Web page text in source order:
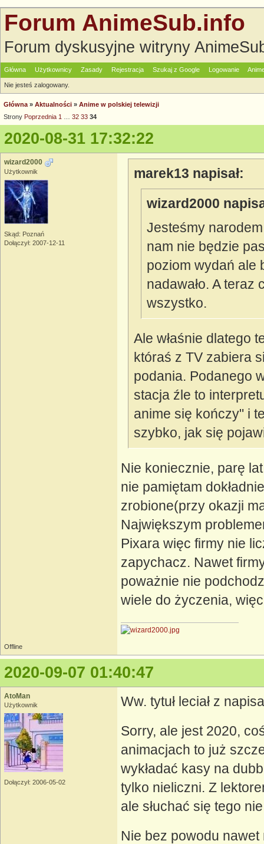
Forum AnimeSub.info
Forum dyskusyjne witryny
Główna Użytkownicy Zasady Rejestracja Szukaj z Google Logowanie
Nie jesteś zalogowany.
Główna » Aktualności » Anime w polskiej telewizji
Strony Poprzednia 1 32 33 34
2020-08-31 17:32:22
wizard2000
Użytkownik
Skąd: Poznań
Dołączył: 2007-12-11
marek13 napisał:
wizard2000
Jesteśmy
nam nie będzie
poziom wydań ale
nadawało. A teraz
wszystko.
Ale właśnie dlatego
któraś z TV zabiera
podania. Podanego
stacja źle to
anime się kończy" i
szybko, jak się
Nie koniecznie, parę
nie pamiętam
zrobione(przy okazji
Największym
Pixara więc firmy nie
zapychacz. Nawet
poważnie nie
wiele do życzenia,
Offline
2020-09-07 01:40:47
AtoMan
Użytkownik
Dołączył: 2006-05-02
Ww. tytuł leciał z
Sorry, ale jest 2020,
animacjach to już
wykładać kasy na
tylko nieliczni. Z
ale słuchać się tego
Nie bez powodu